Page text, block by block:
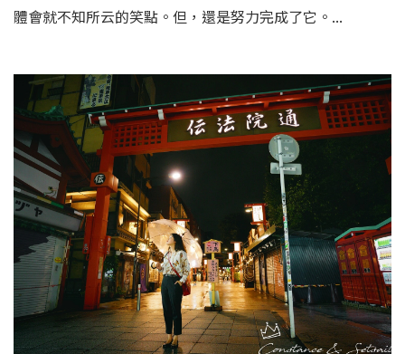
體會就不知所云的笑點。但，還是努力完成了它。...